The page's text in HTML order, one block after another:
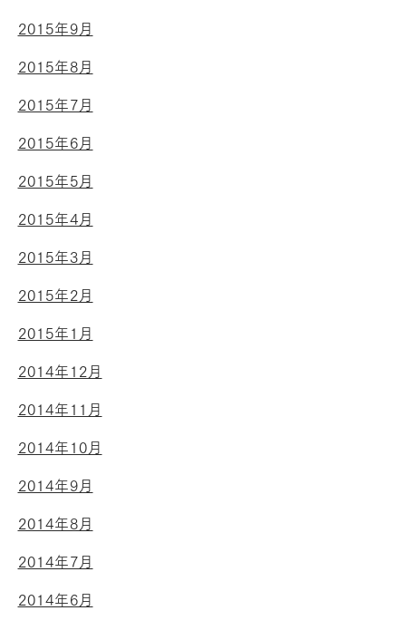
2015年9月
2015年8月
2015年7月
2015年6月
2015年5月
2015年4月
2015年3月
2015年2月
2015年1月
2014年12月
2014年11月
2014年10月
2014年9月
2014年8月
2014年7月
2014年6月